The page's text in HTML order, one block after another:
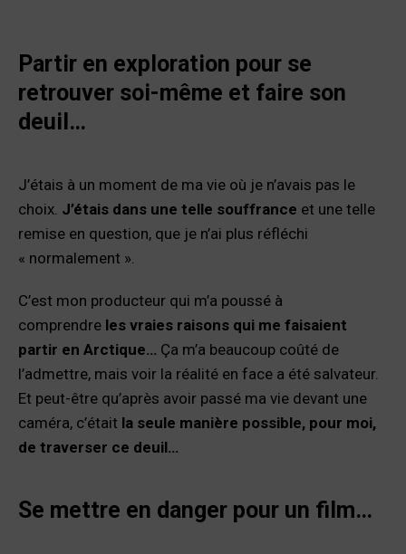
Partir en exploration pour se
retrouver soi-même et faire son
deuil…
J’étais à un moment de ma vie où je n’avais pas le
choix. J’étais dans une telle souffrance et une telle
remise en question, que je n’ai plus réfléchi
« normalement ».
C’est mon producteur qui m’a poussé à
comprendre les vraies raisons qui me faisaient
partir en Arctique… Ça m’a beaucoup coûté de
l’admettre, mais voir la réalité en face a été salvateur.
Et peut-être qu’après avoir passé ma vie devant une
caméra, c’était la seule manière possible, pour moi,
de traverser ce deuil…
Se mettre en danger pour un film…